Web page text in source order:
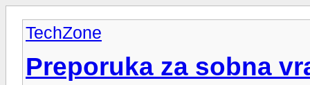
TechZone
Preporuka za sobna